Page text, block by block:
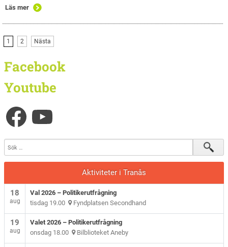
Läs mer
1 2 Nästa
Facebook
Youtube
Aktiviteter i Tranås
18
aug
Val 2026 – Politikerutfrågning
tisdag 19.00 Fyndplatsen Secondhand
19
aug
Valet 2026 – Politikerutfrågning
onsdag 18.00 Bilblioteket Aneby